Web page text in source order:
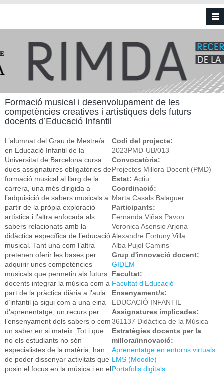
Vés al contingut
Formació musical i desenvolupament de les
competències creatives i artístiques dels futurs
docents d’Educació Infantil
L’alumnat del Grau de Mestre/a
en Educació Infantil de la
Universitat de Barcelona cursa
dues assignatures obligatòries de
formació musical al llarg de la
carrera, una més dirigida a
l’adquisició de sabers musicals a
partir de la pròpia exploració
artística i l’altra enfocada als
sabers relacionats amb la
didàctica específica de l’educació
musical. Tant una com l’altra
pretenen oferir les bases per
adquirir unes competències
musicals que permetin als futurs
docents integrar la música com a
part de la pràctica diària a l’aula
d’infantil ja sigui com a una eina
d’aprenentatge, un recurs per
l’ensenyament dels sabers o com
un saber en si mateix. Tot i que
no els estudiants no són
especialistes de la matèria, han
de poder dissenyar activitats que
posin el focus en la música i en el
Codi del projecte:
2023PMD-UB/013
Convocatòria:
Projectes Millora Docent (PMD)
Estat: Actiu
Coordinació:
Marta Casals Balaguer
Participants:
Fernanda Viñas Pavon
Veronica Asensio Arjona
Alexandre Fortuny Villa
Alba Pujol Camins
Grup d'innovació docent:
GIDEM
Facultat:
Facultat d'Educació
Ensenyament/s:
EDUCACIÓ INFANTIL
Assignatures implicades:
361137 Didàctica de la Música
Estratègies docents per la
millora/innovació:
Aprenentatge en entorns virtuals
LMS (Moodle)
Portafolis digitals